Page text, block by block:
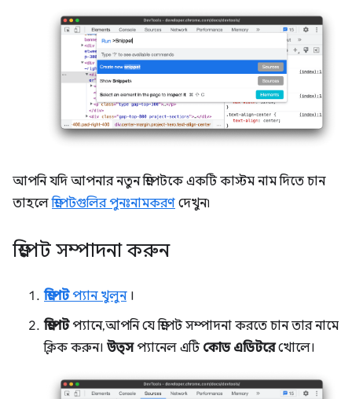
আপনি যদি আপনার নতুন স্নিপেটকে একটি কাস্টম নাম দিতে চান
তাহলেস্নিপেটগুলির পুনঃনামকরণ দেখুন৷
স্নিপেট সম্পাদনা করুন
স্নিপেটপ্যান খুলুন।
স্নিপেটপ্যানে, আপনি যে স্নিপেট সম্পাদনা করতে চান তার নামে
ক্লিক করুন। উত্সপ্যানেল এটি কোড এডিটরেখোলে।